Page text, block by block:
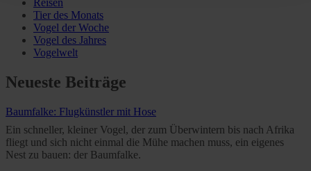
Policy and in the footer of our website).
Further information on the procedures used and your
rights can be found in our
Tier des Monats
Vogel der Woche
Vogel des Jahres
Vogelwelt
Neueste Beiträge
Baumfalke: Flugkünstler mit Hose
Ein schneller, kleiner Vogel, der zum Überwintern bis nach Afrika
fliegt und sich nicht einmal die Mühe machen muss, ein eigenes
Nest zu bauen: der Baumfalke.